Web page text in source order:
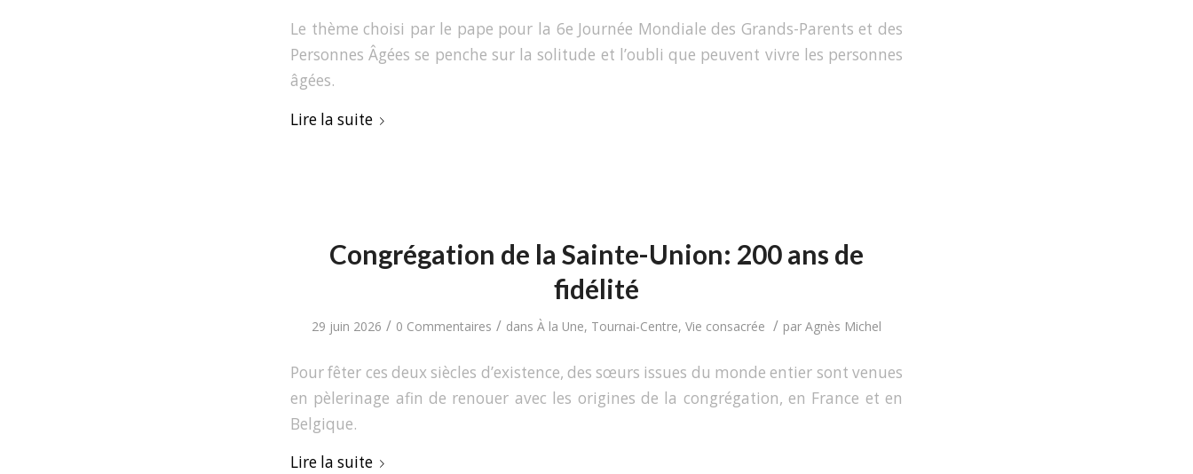
Le thème choisi par le pape pour la 6e Journée Mondiale des Grands-Parents et des
Personnes Âgées se penche sur la solitude et l’oubli que peuvent vivre les personnes
âgées.
Lire la suite
Congrégation de la Sainte-Union: 200 ans de
fidélité
29 juin 2026 / 0 Commentaires / dans À la Une, Tournai-Centre, Vie consacrée / par Agnès Michel
Pour fêter ces deux siècles d’existence, des sœurs issues du monde entier sont venues
en pèlerinage afin de renouer avec les origines de la congrégation, en France et en
Belgique.
Lire la suite